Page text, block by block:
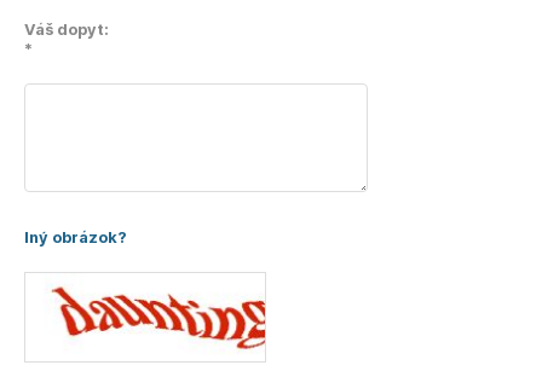
Váš dopyt:
*
Iný obrázok?